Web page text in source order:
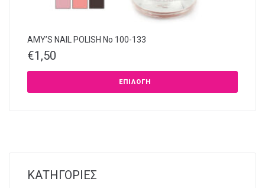
AMY’S NAIL POLISH Νο 100-133
€1,50
ΕΠΙΛΟΓΉ
ΚΑΤΗΓΟΡΙΕΣ